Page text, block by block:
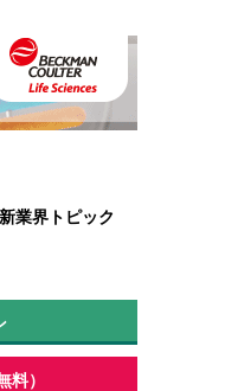
業界トピック
料）